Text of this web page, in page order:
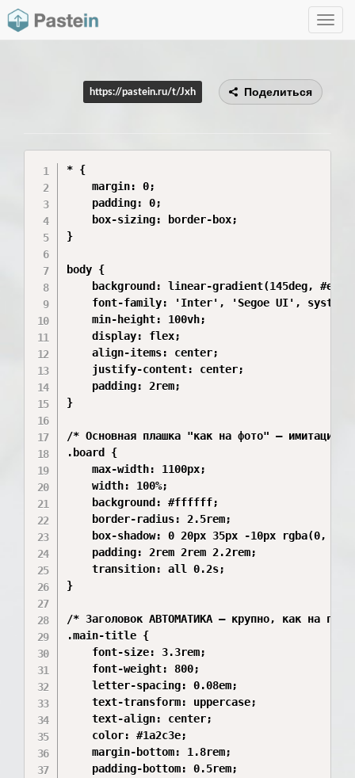
Toggle
https://pastein.ru/t/Jxh Поделиться
* {
    margin: 0;
    padding: 0;
    box-sizing: border-box;
}
body {
background: linear-gradient(145deg,
font-family: 'Inter', 'Segoe UI',
    min-height: 100vh;
    display: flex;
    align-items: center;
    justify-content: center;
    padding: 2rem;
}
/* Основная плашка "как на фото" — имитация
.board {
    max-width: 1100px;
    width: 100%;
    background: #ffffff;
    border-radius: 2.5rem;
box-shadow: 0 20px 35px -10px rgba(0, 0,
    padding: 2rem 2rem 2.2rem;
    transition: all 0.2s;
}
/* Заголовок АВТОМАТИКА — крупно, как на
.main-title {
    font-size: 3.3rem;
    font-weight: 800;
    letter-spacing: 0.08em;
    text-transform: uppercase;
    text-align: center;
    color: #1a2c3e;
    margin-bottom: 1.8rem;
    padding-bottom: 0.5rem;